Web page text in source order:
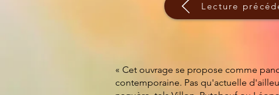
Lecture
« Cet ouvrage se propose comme
contemporaine. Pas qu'actuelle